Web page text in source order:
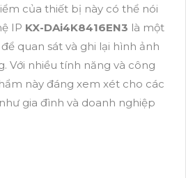
của thiết bị này có thể nói
IP KX-DAi4K8416EN3 là một
quan sát và ghi lại hình ảnh
Với nhiều tính năng và công
này đáng xem xét cho các
gia đình và doanh nghiệp